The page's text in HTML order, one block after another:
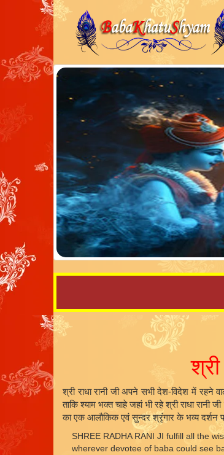
श्री राधा रानी जी अपने सभी देश-विदेश में रहने
ताकि श्याम भक्त चाहे जहां भी रहे श्री राधा रानी
का एक आलौकिक एवं सुन्दर श्रृंगार के भव्य दर्शन
SHREE RADHA RANI JI fulfill all the
wherever devotee of baba could see